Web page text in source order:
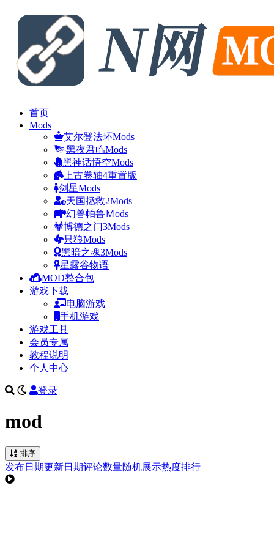
首页
Mods
艾尔登法环Mods
黑夜君临Mods
黑神话悟空Mods
上古卷轴4重置版
剑星Mods
天国拯救2Mods
幻兽帕鲁Ｍods
博德之门3Mods
只狼Mods
黑暗之魂3Mods
星露谷物语
MOD整合包
游戏下载
电脑游戏
手机游戏
游戏工具
会员专属
教程说明
个人中心
登录
mod
排序
发布日期更新日期评论数量随机展示热度排行